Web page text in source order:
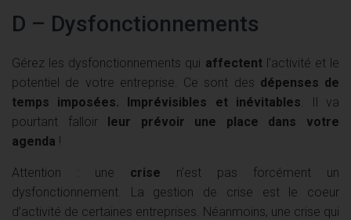
D – Dysfonctionnements
Gérez les dysfonctionnements qui affectent l’activité et le
potentiel de votre entreprise. Ce sont des dépenses de
temps imposées. Imprévisibles et inévitables . Il va
pourtant falloir leur prévoir une place dans votre
agenda !
Attention : une crise n’est pas forcément un
dysfonctionnement. La gestion de crise est le coeur
d’activité de certaines entreprises. Néanmoins, une crise qui